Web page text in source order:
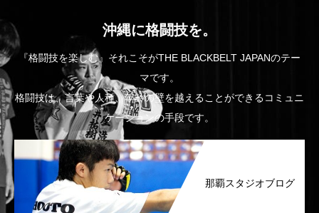
沖縄に格闘技を。
『格闘技を楽しむ』それこそがTHE BLACKBELT JAPANのテー
マです。
格闘技は、言葉や人種、年齢の壁を越えることができるコミュニ
ケーションの手段です。
那覇スタジオブログ